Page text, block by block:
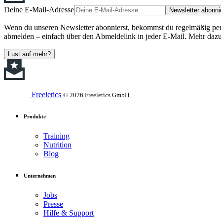
Deine E-Mail-Adresse Newsletter
Wenn du unseren Newsletter abonnierst, bekommst du regelmäßig
abmelden – einfach über den Abmeldelink in jeder E-Mail. Mehr
Lust auf mehr?
Freeletics © 2026 Freeletics GmbH
Produkte
Training
Nutrition
Blog
Unternehmen
Jobs
Presse
Hilfe & Support